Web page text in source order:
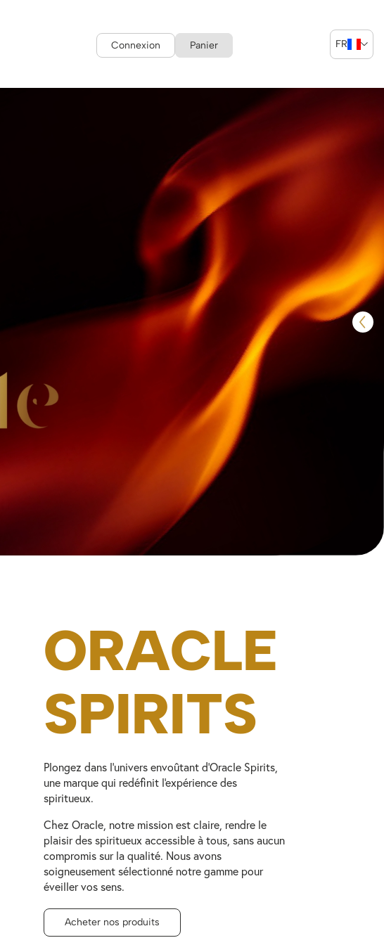
Connexion Panier FR
ORACLE
SPIRITS
Plongez dans l'univers envoûtant d'Oracle Spirits,
une marque qui redéfinit l'expérience des
spiritueux.
Chez Oracle, notre mission est claire, rendre le
plaisir des spiritueux accessible à tous, sans aucun
compromis sur la qualité. Nous avons
soigneusement sélectionné notre gamme pour
éveiller vos sens.
Acheter nos produits